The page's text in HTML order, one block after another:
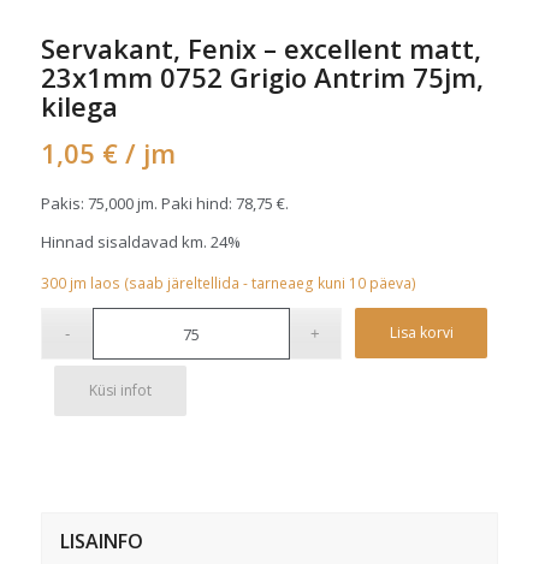
Servakant, Fenix – excellent matt,
23x1mm 0752 Grigio Antrim 75jm,
kilega
1,05 € / jm
Pakis: 75,000 jm. Paki hind: 78,75 €.
Hinnad sisaldavad km. 24%
300 jm laos (saab järeltellida - tarneaeg kuni 10 päeva)
Lisa korvi
Küsi infot
LISAINFO